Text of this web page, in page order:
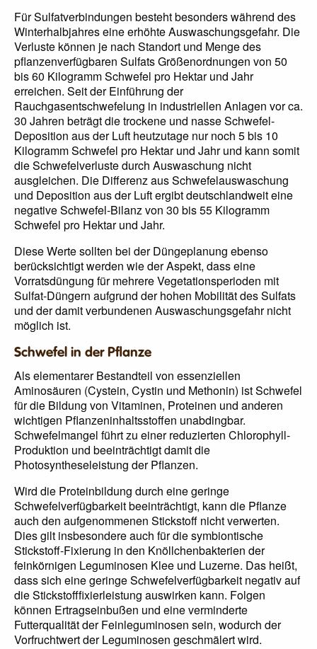
Für Sulfatverbindungen besteht besonders während des
Winterhalbjahres eine erhöhte Auswaschungsgefahr. Die
Verluste können je nach Standort und Menge des
pflanzenverfügbaren Sulfats Größenordnungen von 50
bis 60 Kilogramm Schwefel pro Hektar und Jahr
erreichen. Seit der Einführung der
Rauchgasentschwefelung in industriellen Anlagen vor ca.
30 Jahren beträgt die trockene und nasse Schwefel-
Deposition aus der Luft heutzutage nur noch 5 bis 10
Kilogramm Schwefel pro Hektar und Jahr und kann somit
die Schwefelverluste durch Auswaschung nicht
ausgleichen. Die Differenz aus Schwefelauswaschung
und Deposition aus der Luft ergibt deutschlandweit eine
negative Schwefel-Bilanz von 30 bis 55 Kilogramm
Schwefel pro Hektar und Jahr.
Diese Werte sollten bei der Düngeplanung ebenso
berücksichtigt werden wie der Aspekt, dass eine
Vorratsdüngung für mehrere Vegetationsperioden mit
Sulfat-Düngern aufgrund der hohen Mobilität des Sulfats
und der damit verbundenen Auswaschungsgefahr nicht
möglich ist.
Schwefel in der Pflanze
Als elementarer Bestandteil von essenziellen
Aminosäuren (Cystein, Cystin und Methonin) ist Schwefel
für die Bildung von Vitaminen, Proteinen und anderen
wichtigen Pflanzeninhaltsstoffen unabdingbar.
Schwefelmangel führt zu einer reduzierten Chlorophyll-
Produktion und beeinträchtigt damit die
Photosyntheseleistung der Pflanzen.
Wird die Proteinbildung durch eine geringe
Schwefelverfügbarkeit beeinträchtigt, kann die Pflanze
auch den aufgenommenen Stickstoff nicht verwerten.
Dies gilt insbesondere auch für die symbiontische
Stickstoff-Fixierung in den Knöllchenbakterien der
feinkörnigen Leguminosen Klee und Luzerne. Das heißt,
dass sich eine geringe Schwefelverfügbarkeit negativ auf
die Stickstofffixierleistung auswirken kann. Folgen
können Ertragseinbußen und eine verminderte
Futterqualität der Feinleguminosen sein, wodurch der
Vorfruchtwert der Leguminosen geschmälert wird.